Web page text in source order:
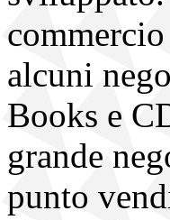
alcuni
Books e
grande
punto